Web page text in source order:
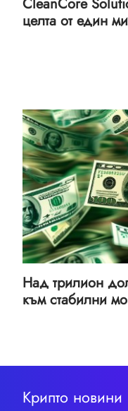
целта от един
Над трилион
към стабилни
Крипто новини